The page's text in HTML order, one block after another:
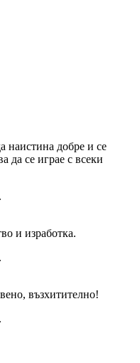
наистина добре и се
да се играе с всеки
и изработка.
възхитително!